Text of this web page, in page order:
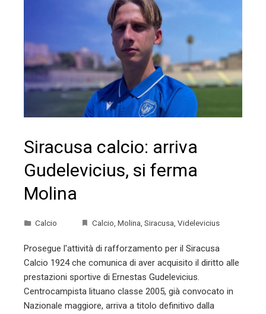
Siracusa calcio: arriva
Gudelevicius, si ferma
Molina
Calcio Calcio Molina Siracusa Videlevicius
Prosegue l'attività di rafforzamento per il Siracusa
Calcio 1924 che comunica di aver acquisito il diritto alle
prestazioni sportive di Ernestas Gudelevicius.
Centrocampista lituano classe 2005, già convocato in
Nazionale maggiore, arriva a titolo definitivo dalla